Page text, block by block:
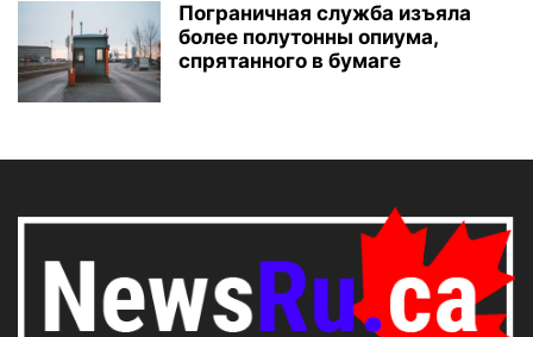
Пограничная служба изъяла
более полутонны опиума,
спрятанного в бумаге